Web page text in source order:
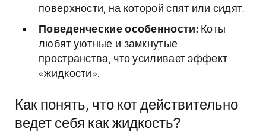
поверхности, на которой спят или сидят.
Поведенческие особенности:Коты
любят уютные и замкнутые
пространства, что усиливает эффект
«жидкости».
Как понять, что кот действительно
ведет себя как жидкость?